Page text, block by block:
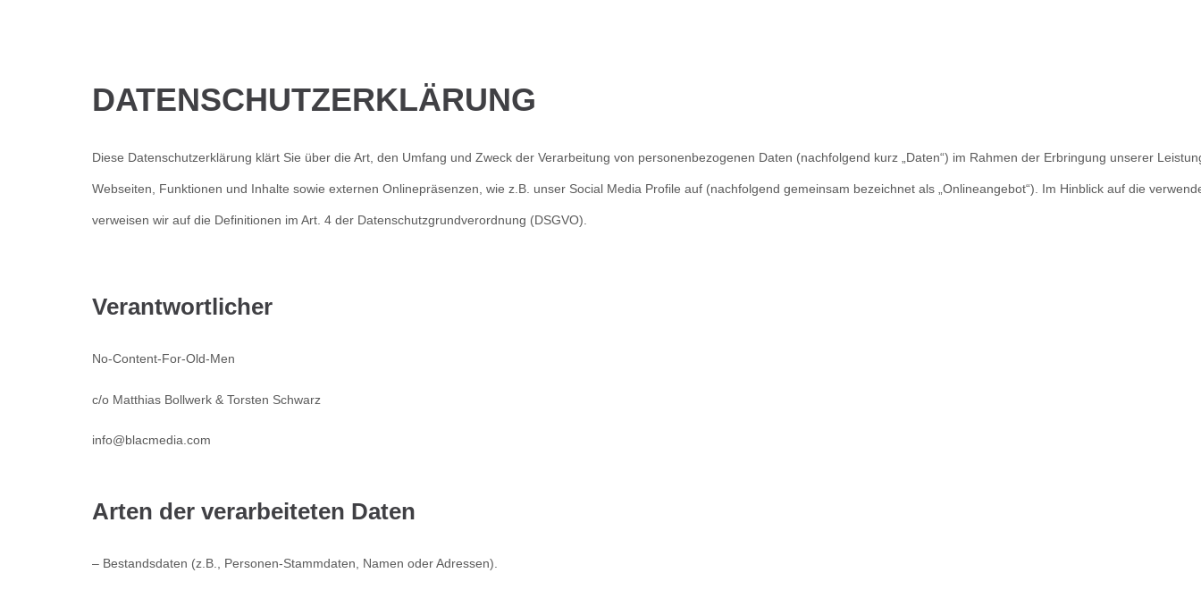
DATENSCHUTZERKLÄRUNG
Diese Datenschutzerklärung klärt Sie über die Art, den Umfang und Zweck der Verarbeitung von personenbezogenen Daten (nachfolgend kurz „Daten“) im Rahmen der Erbringung unserer
Webseiten, Funktionen und Inhalte sowie externen Onlinepräsenzen, wie z.B. unser Social Media Profile auf (nachfolgend gemeinsam bezeichnet als „Onlineangebot“). Im Hinblick auf die
verweisen wir auf die Definitionen im Art. 4 der Datenschutzgrundverordnung (DSGVO).
Verantwortlicher
No-Content-For-Old-Men
c/o Matthias Bollwerk & Torsten Schwarz
info@blacmedia.com
Arten der verarbeiteten Daten
– Bestandsdaten (z.B., Personen-Stammdaten, Namen oder Adressen).